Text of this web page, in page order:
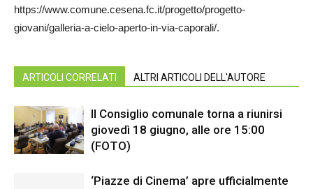
https://www.comune.cesena.fc.it/progetto/progetto-
giovani/galleria-a-cielo-aperto-in-via-caporali/.
ARTICOLI CORRELATI ALTRI ARTICOLI DELL'AUTORE
Il Consiglio comunale torna a riunirsi
giovedì 18 giugno, alle ore 15:00
(FOTO)
‘Piazze di Cinema’ apre ufficialmente